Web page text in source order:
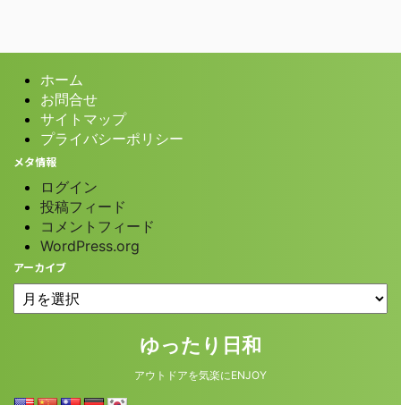
ホーム
お問合せ
サイトマップ
プライバシーポリシー
メタ情報
ログイン
投稿フィード
コメントフィード
WordPress.org
アーカイブ
ゆったり日和
アウトドアを気楽にENJOY
© 2026 ゆったり日和